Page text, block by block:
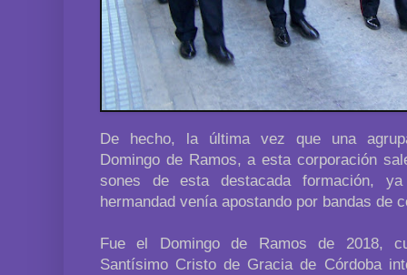
De hecho, la última vez que una
Domingo de Ramos, a esta corporación
sones de esta destacada formación,
hermandad venía apostando por bandas de
Fue el Domingo de Ramos de 2018,
Santísimo Cristo de Gracia de Córdoba